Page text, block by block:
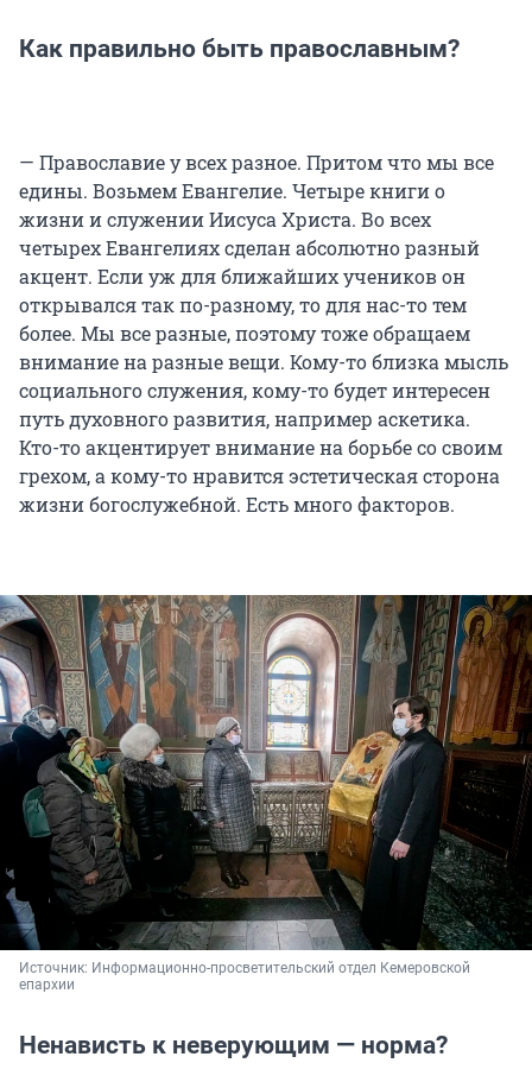
Как правильно быть православным?
— Православие у всех разное. Притом что мы все
едины. Возьмем Евангелие. Четыре книги о
жизни и служении Иисуса Христа. Во всех
четырех Евангелиях сделан абсолютно разный
акцент. Если уж для ближайших учеников он
открывался так по-разному, то для нас-то тем
более. Мы все разные, поэтому тоже обращаем
внимание на разные вещи. Кому-то близка мысль
социального служения, кому-то будет интересен
путь духовного развития, например аскетика.
Кто-то акцентирует внимание на борьбе со своим
грехом, а кому-то нравится эстетическая сторона
жизни богослужебной. Есть много факторов.
Источник: Информационно-просветительский отдел Кемеровской
епархии
Ненависть к неверующим — норма?